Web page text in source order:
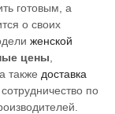
готовым, а
о своих
женской
цены
, а также доставка
по